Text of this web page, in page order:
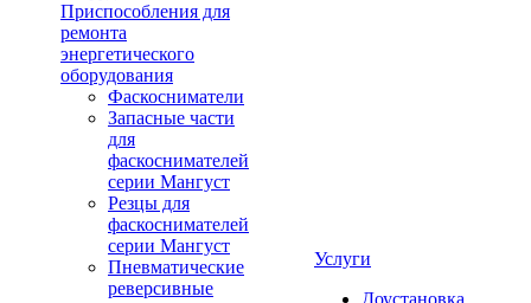
Приспособления для
ремонта
энергетического
оборудования
Фаскосниматели
Запасные части
для
фаскоснимателей
серии Мангуст
Резцы для
фаскоснимателей
серии Мангуст
Пневматические
реверсивные
Услуги
Доустановка